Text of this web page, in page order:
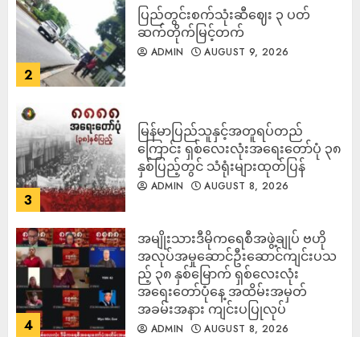
2
ပြည်တွင်းစက်သုံးဆီဈေး ၃ ပတ်
ဆက်တိုက်မြင့်တက်
ADMIN AUGUST 9, 2026
3
မြန်မာပြည်သူနှင့်အတူရပ်တည်
ကြောင်း ရှစ်လေးလုံးအရေးတော်ပုံ ၃၈
နှစ်ပြည့်တွင် သံရုံးများထုတ်ပြန်
ADMIN AUGUST 8, 2026
4
အမျိုးသားဒီမိုကရေစီအဖွဲ့ချုပ် ဗဟို
အလုပ်အမှုဆောင်ဦးဆောင်ကျင်းပသ
ည့် ၃၈ နှစ်မြောက် ရှစ်လေးလုံး
အရေးတော်ပုံနေ့ အထိမ်းအမှတ်
အခမ်းအနား ကျင်းပပြုလုပ်
ADMIN AUGUST 8, 2026